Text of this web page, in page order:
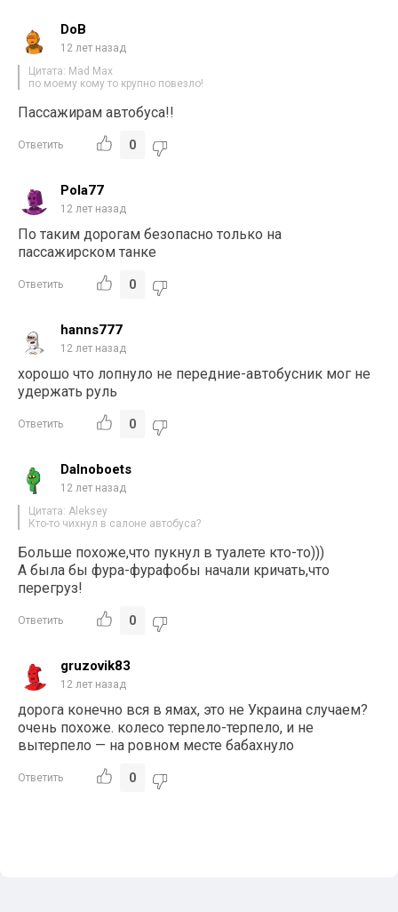
DoB
12 лет назад
Цитата: Mad Max
по моему кому то крупно повезло!
Пассажирам автобуса!!
Ответить 0
Pola77
12 лет назад
По таким дорогам безопасно только на
пассажирском танке
Ответить 0
hanns777
12 лет назад
хорошо что лопнуло не передние-автобусник мог не
удержать руль
Ответить 0
Dalnoboets
12 лет назад
Цитата: Aleksey
Кто-то чихнул в салоне автобуса?
Больше похоже,что пукнул в туалете кто-то)))
А была бы фура-фурафобы начали кричать,что
перегруз!
Ответить 0
gruzovik83
12 лет назад
дорога конечно вся в ямах, это не Украина случаем?
очень похоже. колесо терпело-терпело, и не
вытерпело — на ровном месте бабахнуло
Ответить 0